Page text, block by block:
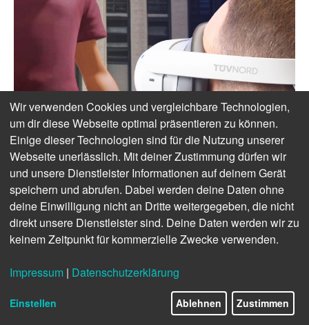
Wir verwenden Cookies und vergleichbare Technologien,
um dir diese Webseite optimal präsentieren zu können.
Einige dieser Technologien sind für die Nutzung unserer
Webseite unerlässlich. Mit deiner Zustimmung dürfen wir
und unsere Dienstleister Informationen auf deinem Gerät
speichern und abrufen. Dabei werden deine Daten ohne
deine Einwilligung nicht an Dritte weitergegeben, die nicht
direkt unsere Dienstleister sind. Deine Daten werden wir zu
keinem Zeitpunkt für kommerzielle Zwecke verwenden.
Impressum | Datenschutzerklärung
Einstellen Ablehnen Zustimmen